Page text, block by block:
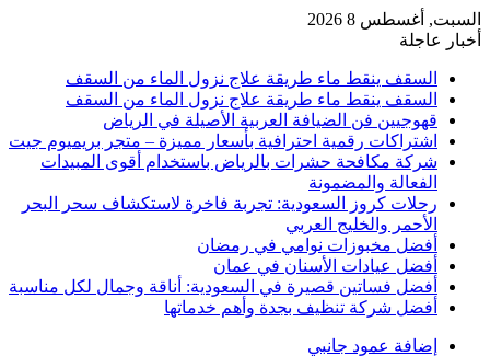
السبت, أغسطس 8 2026
أخبار عاجلة
السقف ينقط ماء طريقة علاج نزول الماء من السقف
السقف ينقط ماء طريقة علاج نزول الماء من السقف
قهوجيين فن الضيافة العربية الأصيلة في الرياض
اشتراكات رقمية احترافية بأسعار مميزة – متجر بريميوم جيت
شركة مكافحة حشرات بالرياض باستخدام أقوى المبيدات
الفعالة والمضمونة
رحلات كروز السعودية: تجربة فاخرة لاستكشاف سحر البحر
الأحمر والخليج العربي
أفضل مخبوزات نوامي في رمضان
أفضل عيادات الأسنان في عمان
أفضل فساتين قصيرة في السعودية: أناقة وجمال لكل مناسبة
أفضل شركة تنظيف بجدة وأهم خدماتها
إضافة عمود جانبي